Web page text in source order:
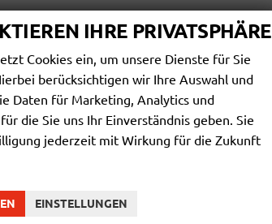
Die genaue Ausstattung entnehmen Sie
IHRE PRIVATSPHÄRE
Cookies ein, um unsere Dienste für Sie
berücksichtigen wir Ihre Auswahl und
Daten für Marketing, Analytics und
die Sie uns Ihr Einverständnis geben. Sie
jederzeit mit Wirkung für die Zukunft
EINSTELLUNGEN